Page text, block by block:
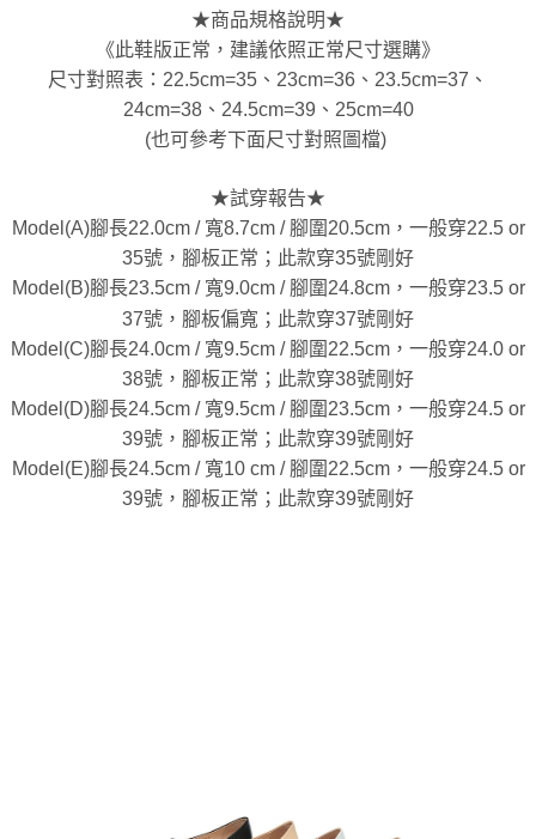
★商品規格說明★
《此鞋版正常，建議依照正常尺寸選購》
尺寸對照表：22.5cm=35、23cm=36、23.5cm=37、
24cm=38、24.5cm=39、25cm=40
(也可參考下面尺寸對照圖檔)
★試穿報告★
Model(A)腳長22.0cm / 寬8.7cm / 腳圍20.5cm，一般穿22.5 or
35號，腳板正常；此款穿35號剛好
Model(B)腳長23.5cm / 寬9.0cm / 腳圍24.8cm，一般穿23.5 or
37號，腳板偏寬；此款穿37號剛好
Model(C)腳長24.0cm / 寬9.5cm / 腳圍22.5cm，一般穿24.0 or
38號，腳板正常；此款穿38號剛好
Model(D)腳長24.5cm / 寬9.5cm / 腳圍23.5cm，一般穿24.5 or
39號，腳板正常；此款穿39號剛好
Model(E)腳長24.5cm / 寬10 cm / 腳圍22.5cm，一般穿24.5 or
39號，腳板正常；此款穿39號剛好